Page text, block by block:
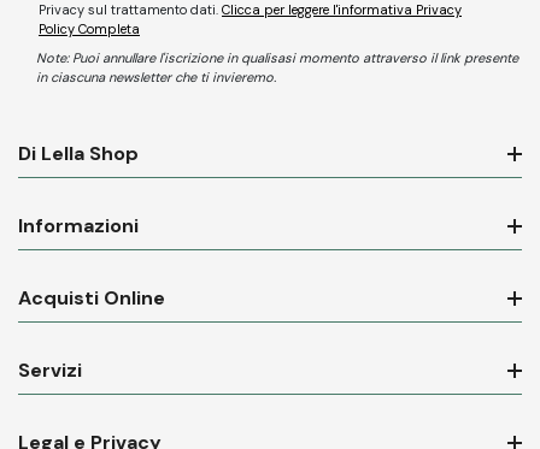
Privacy sul trattamento dati. Clicca per leggere l'informativa Privacy
Policy Completa
Note: Puoi annullare l'iscrizione in qualisasi momento attraverso il link presente
in ciascuna newsletter che ti invieremo.
Di Lella Shop
Informazioni
Acquisti Online
Servizi
Legal e Privacy